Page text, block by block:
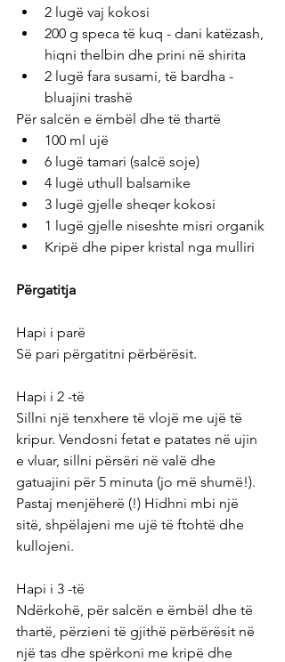
2 lugë vaj kokosi
200 g speca të kuq - dani katëzash,
hiqni thelbin dhe prini në shirita
2 lugë fara susami, të bardha -
bluajini trashë
Për salcën e ëmbël dhe të thartë
100 ml ujë
6 lugë tamari (salcë soje)
4 lugë uthull balsamike
3 lugë gjelle sheqer kokosi
1 lugë gjelle niseshte misri organik
Kripë dhe piper kristal nga mulliri
Përgatitja
Hapi i parë
Së pari përgatitni përbërësit.
Hapi i 2 -të
Sillni një tenxhere të vlojë me ujë të
kripur. Vendosni fetat e patates në ujin
e vluar, sillni përsëri në valë dhe
gatuajini për 5 minuta (jo më shumë!).
Pastaj menjëherë (!) Hidhni mbi një
sitë, shpëlajeni me ujë të ftohtë dhe
kullojeni.
Hapi i 3 -të
Ndërkohë, për salcën e ëmbël dhe të
thartë, përzieni të gjithë përbërësit në
një tas dhe spërkoni me kripë dhe